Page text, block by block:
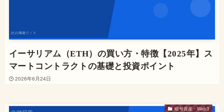
イーサリアム（ETH）の買い方・特徴【2025年】ス
マートコントラクトの基礎と投資ポイント
2026年6月24日
暗号資産・Web3